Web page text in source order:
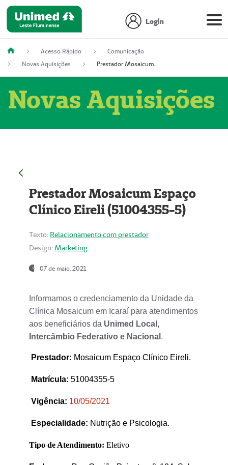
Login
Acesso Rápido
Comunicação
Novas Aquisições
Prestador Mosaicum Espaço Clínico Eireli (51004355-5)
Novas Aquisições
Prestador Mosaicum Espaço
Clínico Eireli (51004355-5)
Texto: Relacionamento com prestador
Design: Marketing
07 de maio, 2021
Informamos o credenciamento da Unidade da
Clínica Mosaicum em Icaraí para atendimentos
aos beneficiários da Unimed Local,
Intercâmbio Federativo e Nacional .
Prestador: Mosaicum Espaço Clínico Eireli.
Matrícula: 51004355-5
Vigência: 10/05/2021
Especialidade: Nutrição e Psicologia.
Tipo de Atendimento: Eletivo